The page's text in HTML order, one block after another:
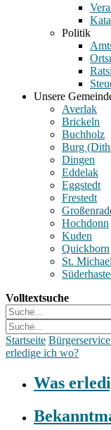
Politik
Unsere
Averlak
Brickeln
Buchholz
Burg
Dingen
Eddelak
Eggstedt
Frestedt
Hochdonn
Kuden
Quickborn
St.
Volltextsuche
Startseite
erledige ich wo?
Was